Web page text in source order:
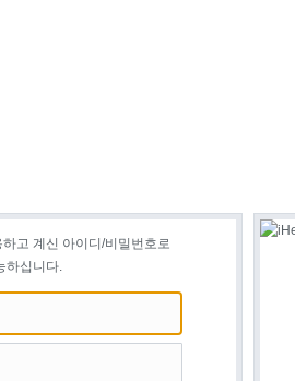
고 계신 아이디/비밀번호로
하십니다.